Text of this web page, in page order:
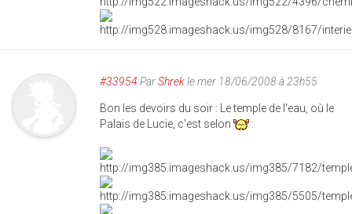
#33954 ParShrekle mer 18/06/2008 à 23h55
Bon les devoirs du soir : Le temple de l'eau, où le
Palais de Lucie, c'est selon
: